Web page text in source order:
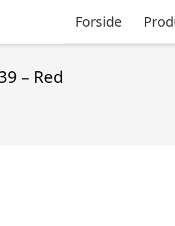
Forside
– Red